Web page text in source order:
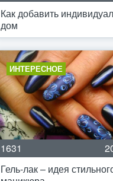
Как добавить
дом
ИНТЕРЕСНОЕ
1631
Гель-лак – идея